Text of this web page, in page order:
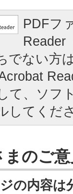
PDFフ
Reader
でない方
て、ソフ
してくだ
まのご
の内容は